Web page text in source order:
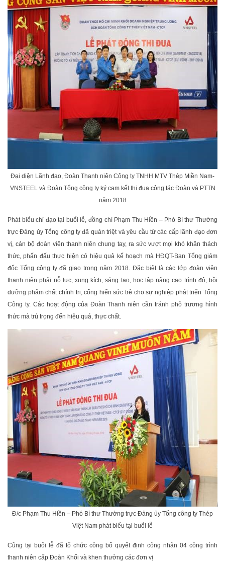
Đại diện Lãnh đạo, Đoàn Thanh niên Công ty TNHH MTV Thép Miền Nam-
VNSTEEL và Đoàn Tổng công ty ký cam kết thi đua công tác Đoàn và PTTN
năm 2018
Phát biểu chỉ đạo tại buổi lễ, đồng chí Phạm Thu Hiền – Phó Bí thư Thường
trực Đảng ủy Tổng công ty đã quán triệt và yêu cầu từ các cấp lãnh đạo đơn
vị, cán bộ đoàn viên thanh niên chung tay, ra sức vượt mọi khó khăn thách
thức, phấn đấu thực hiện có hiệu quả kế hoạch mà HĐQT-Ban Tổng giám
đốc Tổng công ty đã giao trong năm 2018. Đặc biệt là các lớp đoàn viên
thanh niên phải nỗ lực, xung kích, sáng tạo, học tập nâng cao trình độ, bồi
dưỡng phẩm chất chính trị, cống hiến sức trẻ cho sự nghiệp phát triển Tổng
Công ty. Các hoạt động của Đoàn Thanh niên cần tránh phô trương hình
thức mà trú trọng đến hiệu quả, thực chất.
Đ/c Phạm Thu Hiền – Phó Bí thư Thường trực Đảng ủy Tổng công ty Thép
Việt Nam phát biểu tại buổi lễ
Cũng tại buổi lễ đã tổ chức công bố quyết định công nhận 04 công trình
thanh niên cấp Đoàn Khối và khen thưởng các đơn vị